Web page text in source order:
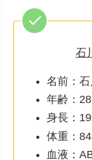
石
名前：石
年齢：
身長：
体重：
血液：